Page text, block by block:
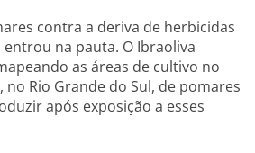
contra a deriva de herbicidas
na pauta. O Ibraoliva
as áreas de cultivo no
no Rio Grande do Sul, de pomares
após exposição a esses